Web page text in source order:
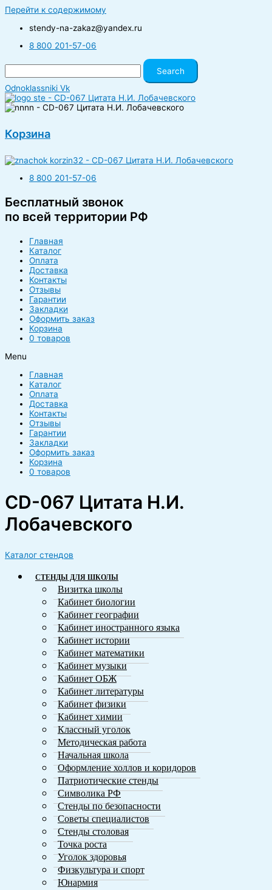
Перейти к содержимому
stendy-na-zakaz@yandex.ru
8 800 201-57-06
Search
Odnoklassniki Vk
Корзина
8 800 201-57-06
Бесплатный звонок
по всей территории РФ
Главная
Каталог
Оплата
Доставка
Контакты
Отзывы
Гарантии
Закладки
Оформить заказ
Корзина
0 товаров
Menu
Главная
Каталог
Оплата
Доставка
Контакты
Отзывы
Гарантии
Закладки
Оформить заказ
Корзина
0 товаров
CD-067 Цитата Н.И.
Лобачевского
Каталог стендов
СТЕНДЫ ДЛЯ ШКОЛЫ
Визитка школы
Кабинет биологии
Кабинет географии
Кабинет иностранного языка
Кабинет истории
Кабинет математики
Кабинет музыки
Кабинет ОБЖ
Кабинет литературы
Кабинет физики
Кабинет химии
Классный уголок
Методическая работа
Начальная школа
Оформление холлов и коридоров
Патриотические стенды
Символика РФ
Стенды по безопасности
Советы специалистов
Стенды столовая
Точка роста
Уголок здоровья
Физкультура и спорт
Юнармия